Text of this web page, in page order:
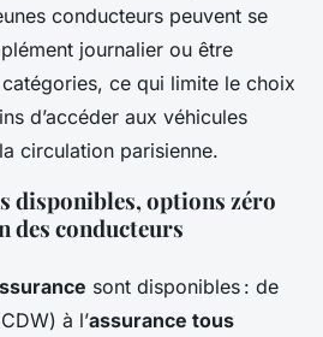
conducteurs peuvent se
journalier ou être
ce qui limite le choix
d’accéder aux véhicules
circulation parisienne.
disponibles, options zéro
des conducteurs
sont disponibles : de
à l’assurance tous